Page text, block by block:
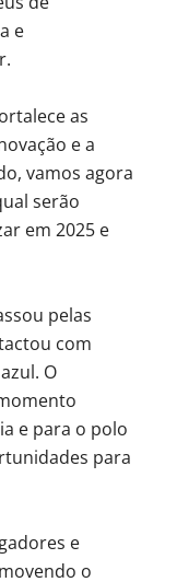
e
as
e a
vamos agora
serão
em 2025 e
pelas
com
O
e para o polo
para
e
o